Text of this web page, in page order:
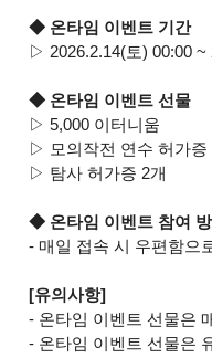
◆ 온타임 이벤트 기간
▷ 2026.2.14(토) 00:00 ~
◆ 온타임 이벤트 선물
▷ 5,000 이터니움
▷ 모의작전 연수 허가증
▷ 탐사 허가증 2개
◆ 온타임 이벤트 참여 방
- 매일 접속 시 우편함으
[유의사항]
- 온타임 이벤트 선물은
- 온타임 이벤트 선물은